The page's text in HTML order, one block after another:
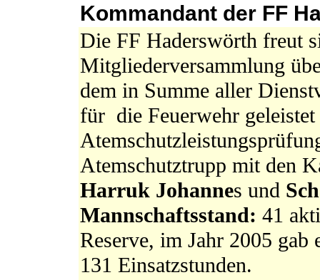
Kommandant der FF
Die FF Haderswörth freut
Mitgliederversammlung
dem in Summe aller
für die Feuerwehr
Atemschutztrupp mit den
Harruk Johannes und
Mannschaftsstand: 41
Reserve, im Jahr 2005
131 Einsatzstunden.